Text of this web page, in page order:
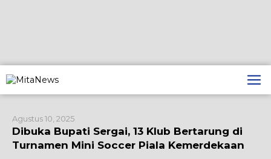
ke
konten
Agustus 10, 2025
Dibuka Bupati Sergai, 13 Klub Bertarung di
Turnamen Mini Soccer Piala Kemerdekaan